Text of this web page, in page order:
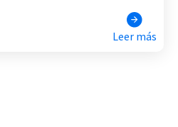
Leer más